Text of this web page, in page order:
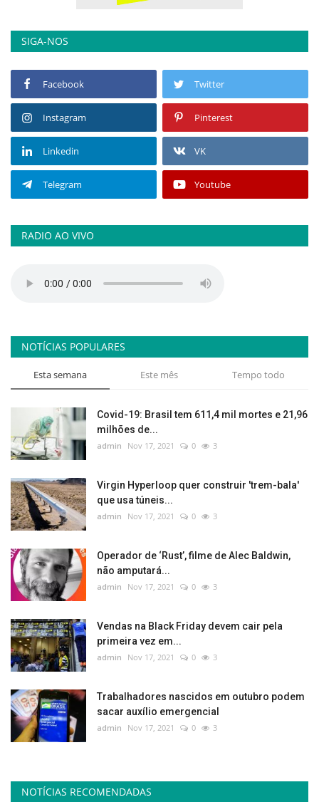
SIGA-NOS
Facebook Twitter
Instagram Pinterest
Linkedin VK
Telegram Youtube
RADIO AO VIVO
NOTÍCIAS POPULARES
Esta semana Este mês Tempo todo
Covid-19: Brasil tem 611,4 mil mortes e 21,96
milhões de...
admin Nov 17, 2021 0 3
Virgin Hyperloop quer construir 'trem-bala'
que usa túneis...
admin Nov 17, 2021 0 3
Operador de ‘Rust’, filme de Alec Baldwin,
não amputará...
admin Nov 17, 2021 0 3
Vendas na Black Friday devem cair pela
primeira vez em...
admin Nov 17, 2021 0 3
Trabalhadores nascidos em outubro podem
sacar auxílio emergencial
admin Nov 17, 2021 0 3
NOTÍCIAS RECOMENDADAS